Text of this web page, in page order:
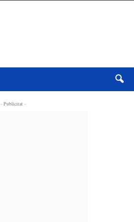
- Publicitat -